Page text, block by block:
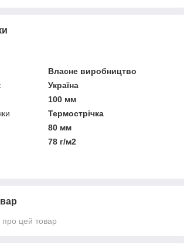
Власне виробництво
Україна
100 мм
Термострічка
80 мм
78 г/м2
про цей товар